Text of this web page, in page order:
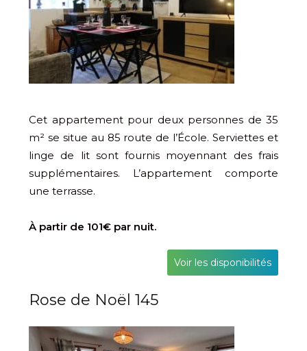
Cet appartement pour deux personnes de 35
m² se situe au 85 route de l’École. Serviettes et
linge de lit sont fournis moyennant des frais
supplémentaires. L’appartement comporte
une terrasse.
À partir de 101€ par nuit.
Voir les disponibilités
Rose de Noël 145